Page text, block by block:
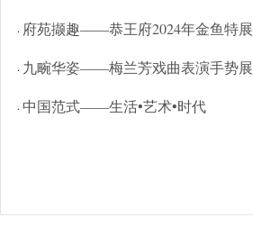
· 府苑撷趣——恭王府2024年金鱼特展
· 九畹华姿——梅兰芳戏曲表演手势展
· 中国范式——生活•艺术•时代